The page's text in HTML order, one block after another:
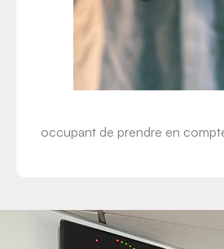
occupant de prendre en